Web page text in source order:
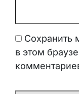
Сохранить
в этом